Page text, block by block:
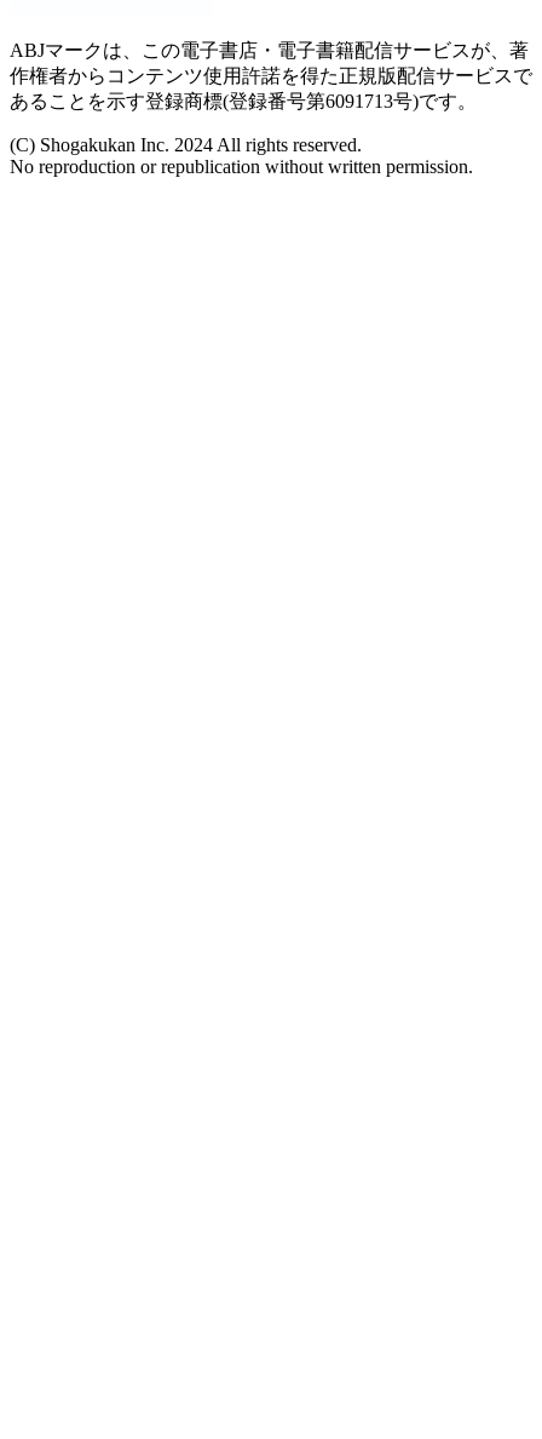
ABJマークは、この電子書店・電子書籍配信サービスが、著
作権者からコンテンツ使用許諾を得た正規版配信サービスで
あることを示す登録商標(登録番号第6091713号)です。
(C) Shogakukan Inc. 2024 All rights reserved.
No reproduction or republication without written permission.